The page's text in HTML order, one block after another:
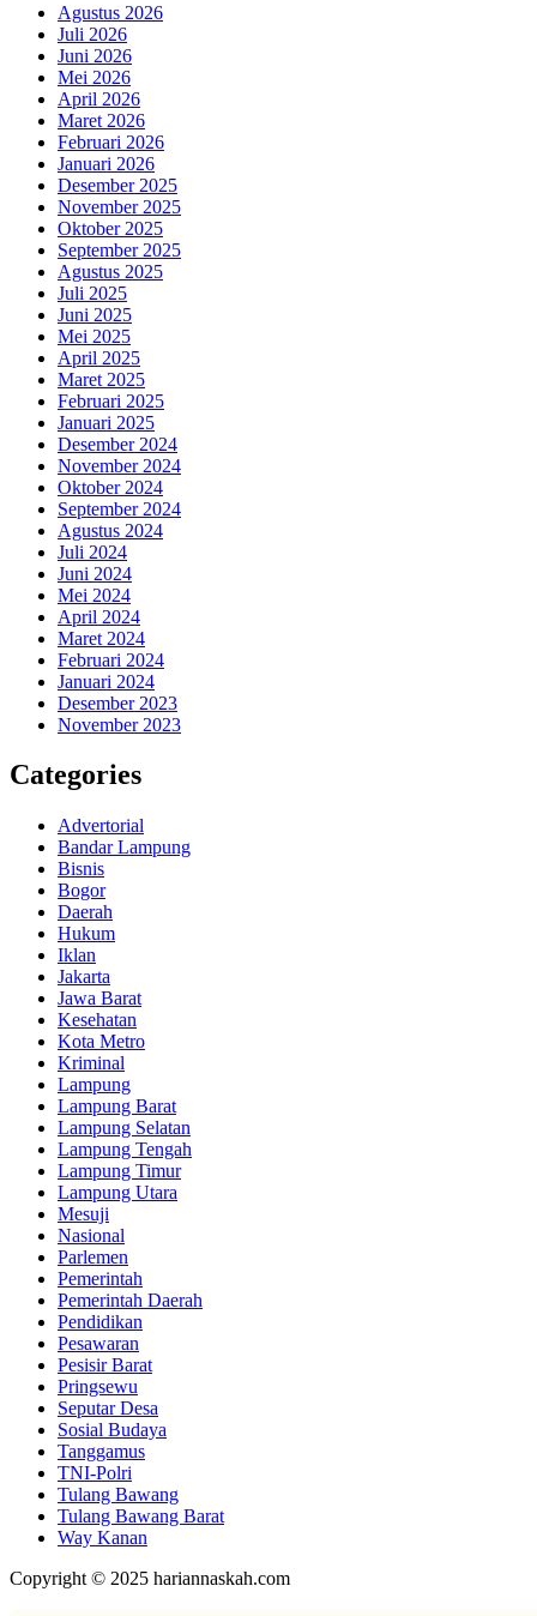
Agustus 2026
Juli 2026
Juni 2026
Mei 2026
April 2026
Maret 2026
Februari 2026
Januari 2026
Desember 2025
November 2025
Oktober 2025
September 2025
Agustus 2025
Juli 2025
Juni 2025
Mei 2025
April 2025
Maret 2025
Februari 2025
Januari 2025
Desember 2024
November 2024
Oktober 2024
September 2024
Agustus 2024
Juli 2024
Juni 2024
Mei 2024
April 2024
Maret 2024
Februari 2024
Januari 2024
Desember 2023
November 2023
Categories
Advertorial
Bandar Lampung
Bisnis
Bogor
Daerah
Hukum
Iklan
Jakarta
Jawa Barat
Kesehatan
Kota Metro
Kriminal
Lampung
Lampung Barat
Lampung Selatan
Lampung Tengah
Lampung Timur
Lampung Utara
Mesuji
Nasional
Parlemen
Pemerintah
Pemerintah Daerah
Pendidikan
Pesawaran
Pesisir Barat
Pringsewu
Seputar Desa
Sosial Budaya
Tanggamus
TNI-Polri
Tulang Bawang
Tulang Bawang Barat
Way Kanan
Copyright © 2025 hariannaskah.com